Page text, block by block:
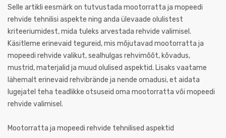
Selle artikli eesmärk on tutvustada mootorratta ja mopeedi
rehvide tehnilisi aspekte ning anda ülevaade olulistest
kriteeriumidest, mida tuleks arvestada rehvide valimisel.
Käsitleme erinevaid tegureid, mis mõjutavad mootorratta ja
mopeedi rehvide valikut, sealhulgas rehvimõõt, kõvadus,
mustrid, materjalid ja muud olulised aspektid. Lisaks vaatame
lähemalt erinevaid rehvibrände ja nende omadusi, et aidata
lugejatel teha teadlikke otsuseid oma mootorratta või mopeedi
rehvide valimisel.
Mootorratta ja mopeedi rehvide tehnilised aspektid